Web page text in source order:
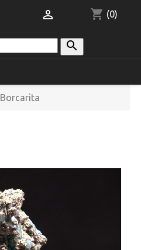
shopping_cart (0)


Borcarita